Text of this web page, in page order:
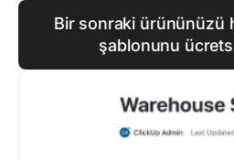
Bir sonraki ürününüzü
şablonunu